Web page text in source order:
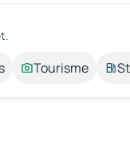
Tourisme